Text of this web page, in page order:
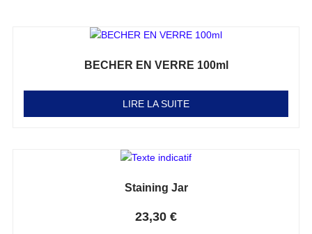
BECHER EN VERRE 100ml
LIRE LA SUITE
Staining Jar
23,30 €